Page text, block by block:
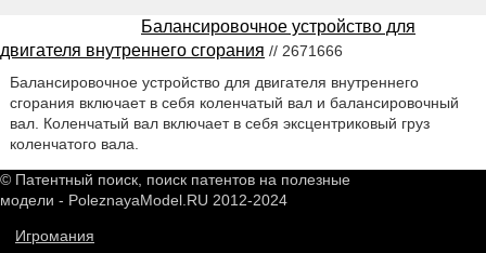
Балансировочное устройство для
двигателя внутреннего сгорания // 2671666
Балансировочное устройство для двигателя внутреннего
сгорания включает в себя коленчатый вал и балансировочный
вал. Коленчатый вал включает в себя эксцентриковый груз
коленчатого вала.
© Патентный поиск, поиск патентов на полезные
модели - PoleznayaModel.RU 2012-2024
Игромания